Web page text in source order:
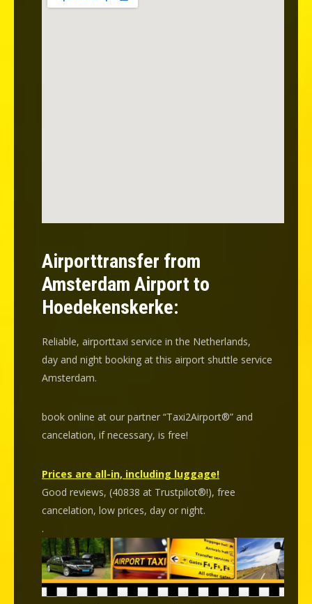
Airporttransfer from
Amsterdam Airport to
Hoedekenskerke:
Reliable, airporttaxi service in the Netherlands,
day and night booking at this airport shuttle service
Amsterdam.
book online at our partner “Taxi2Airport®” and
cancelation, if necessary, is free!
Prices are all-in, including luggage!
Good reviews, (40838 at Trustpilot®!), free
cancelation, low prices, day or night.
.